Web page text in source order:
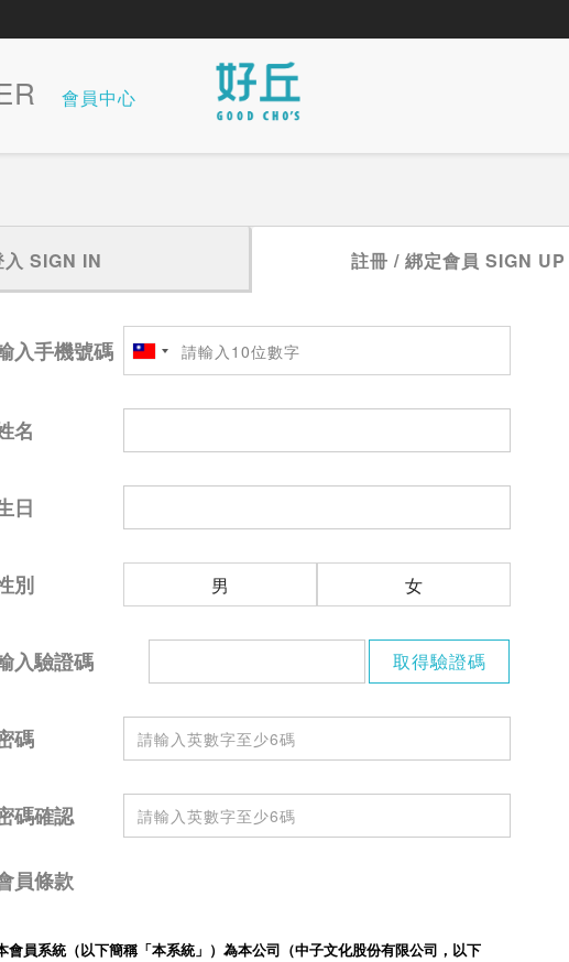
會員中心
入 SIGN IN 註冊 / 綁定會員 SIGN UP
入手機號碼
名
日
別 男 女
入驗證碼
碼
碼確認
員條款
會員系統（以下簡稱「本系統」）為本公司（中子文化股份有限公司，以下